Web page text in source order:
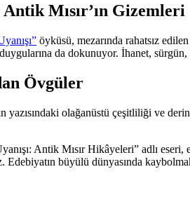
Antik Mısır’ın Gizemleri
öyküsü, mezarında rahatsız
da dokunuyor. İhanet,
Övgüler
yazısındaki olağanüstü çeşitliliği ve
Antik Mısır Hikâyeleri” adlı
Edebiyatın büyülü dünyasında